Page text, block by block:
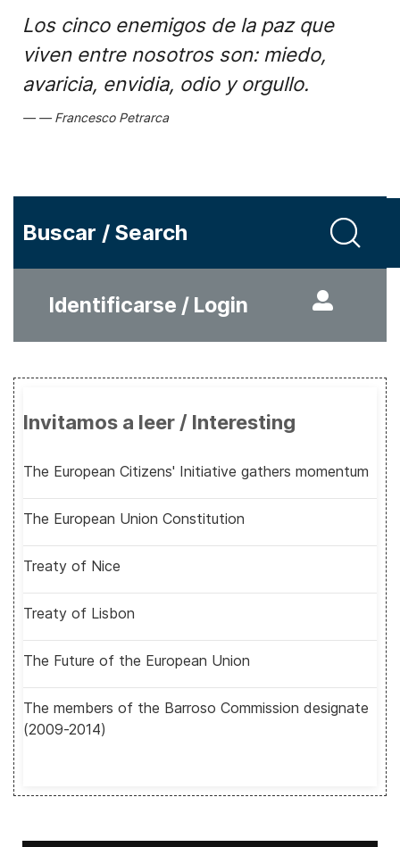
Los cinco enemigos de la paz que
viven entre nosotros son: miedo,
avaricia, envidia, odio y orgullo.
Francesco Petrarca
Buscar / Search
Identificarse / Login
Invitamos a leer / Interesting
The European Citizens' Initiative gathers momentum
The European Union Constitution
Treaty of Nice
Treaty of Lisbon
The Future of the European Union
The members of the Barroso Commission designate
(2009-2014)